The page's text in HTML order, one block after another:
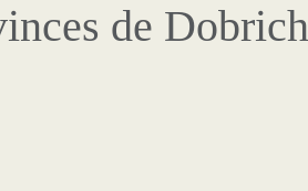
de Dobrich